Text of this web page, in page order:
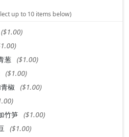
up to 10 items below)
($1.00)
葱 ($1.00)
($1.00)
椒
($1.00)
竹笋 ($1.00)
($1.00)